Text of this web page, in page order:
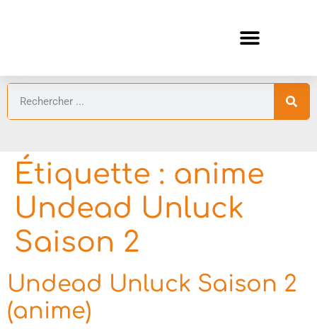
Étiquette : anime
Undead Unluck
Saison 2
Undead Unluck Saison 2
(anime)